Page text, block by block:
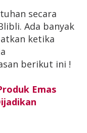
secara
Ada banyak
ketika
berikut ini !
Emas